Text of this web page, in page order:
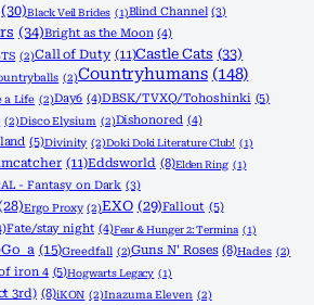
(30)Black Veil Brides (1)Blind Channel (3)
(34)Bright as the Moon (4)
(2)Call of Duty (11)Castle Cats (33)
(2)Countryhumans (148)
a Life (2)Day6 (4)DBSK/TVXQ/Tohoshinki (5)
(2)Disco Elysium (2)Dishonored (4)
(5)Divinity (2)Doki Doki Literature Club! (1)
(11)Eddsworld (8)Elden Ring (1)
- Fantasy on Dark (3)
Ergo Proxy (2)EXO (29)Fallout (5)
Fate/stay night (4)Fear & Hunger 2: Termina (1)
Go_a (15)Greedfall (2)Guns N' Roses (8)Hades (2)
iron 4 (5)Hogwarts Legacy (1)
3rd) (8)iKON (2)Inazuma Eleven (2)